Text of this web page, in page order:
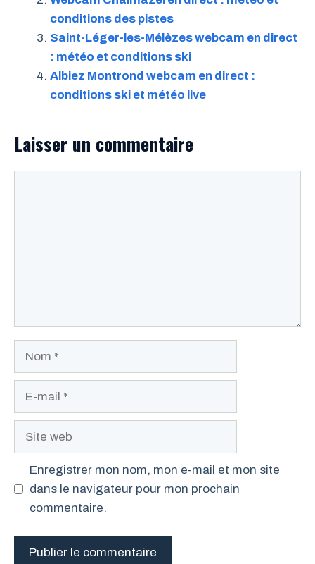
conditions des pistes
Saint-Léger-les-Mélèzes webcam en direct
: météo et conditions ski
Albiez Montrond webcam en direct :
conditions ski et météo live
Laisser un commentaire
Site
Enregistrer mon nom, mon e-mail et mon site
dans le navigateur pour mon prochain
commentaire.